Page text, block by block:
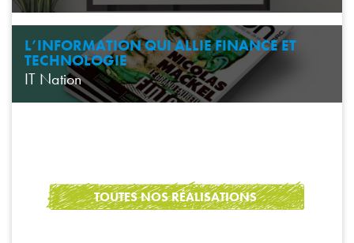
L’INFORMATION QUI ALLIE FINANCE ET
TECHNOLOGIE
IT Nation
TOUTES NOS RÉALISATIONS